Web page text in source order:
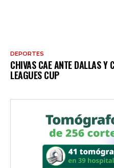
DEPORTES
CHIVAS CAE ANTE DALLAS Y
LEAGUES CUP